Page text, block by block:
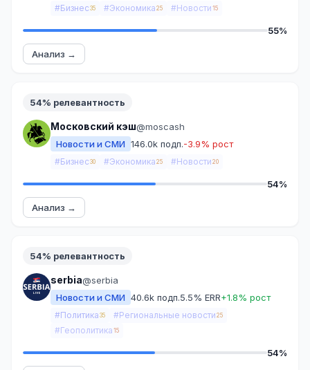
#Бизнес 35 #Экономика 25 #Новости 15
55%
Анализ →
54% релевантность
Московский кэш@moscash
Новости и СМИ 146.0k подп.-3.9% рост
#Бизнес 30 #Экономика 25 #Новости 20
54%
Анализ →
54% релевантность
serbia@serbia
Новости и СМИ 40.6k подп.5.5% ERR+1.8% рост
#Политика 35 #Региональные новости 25
#Геополитика 15
54%